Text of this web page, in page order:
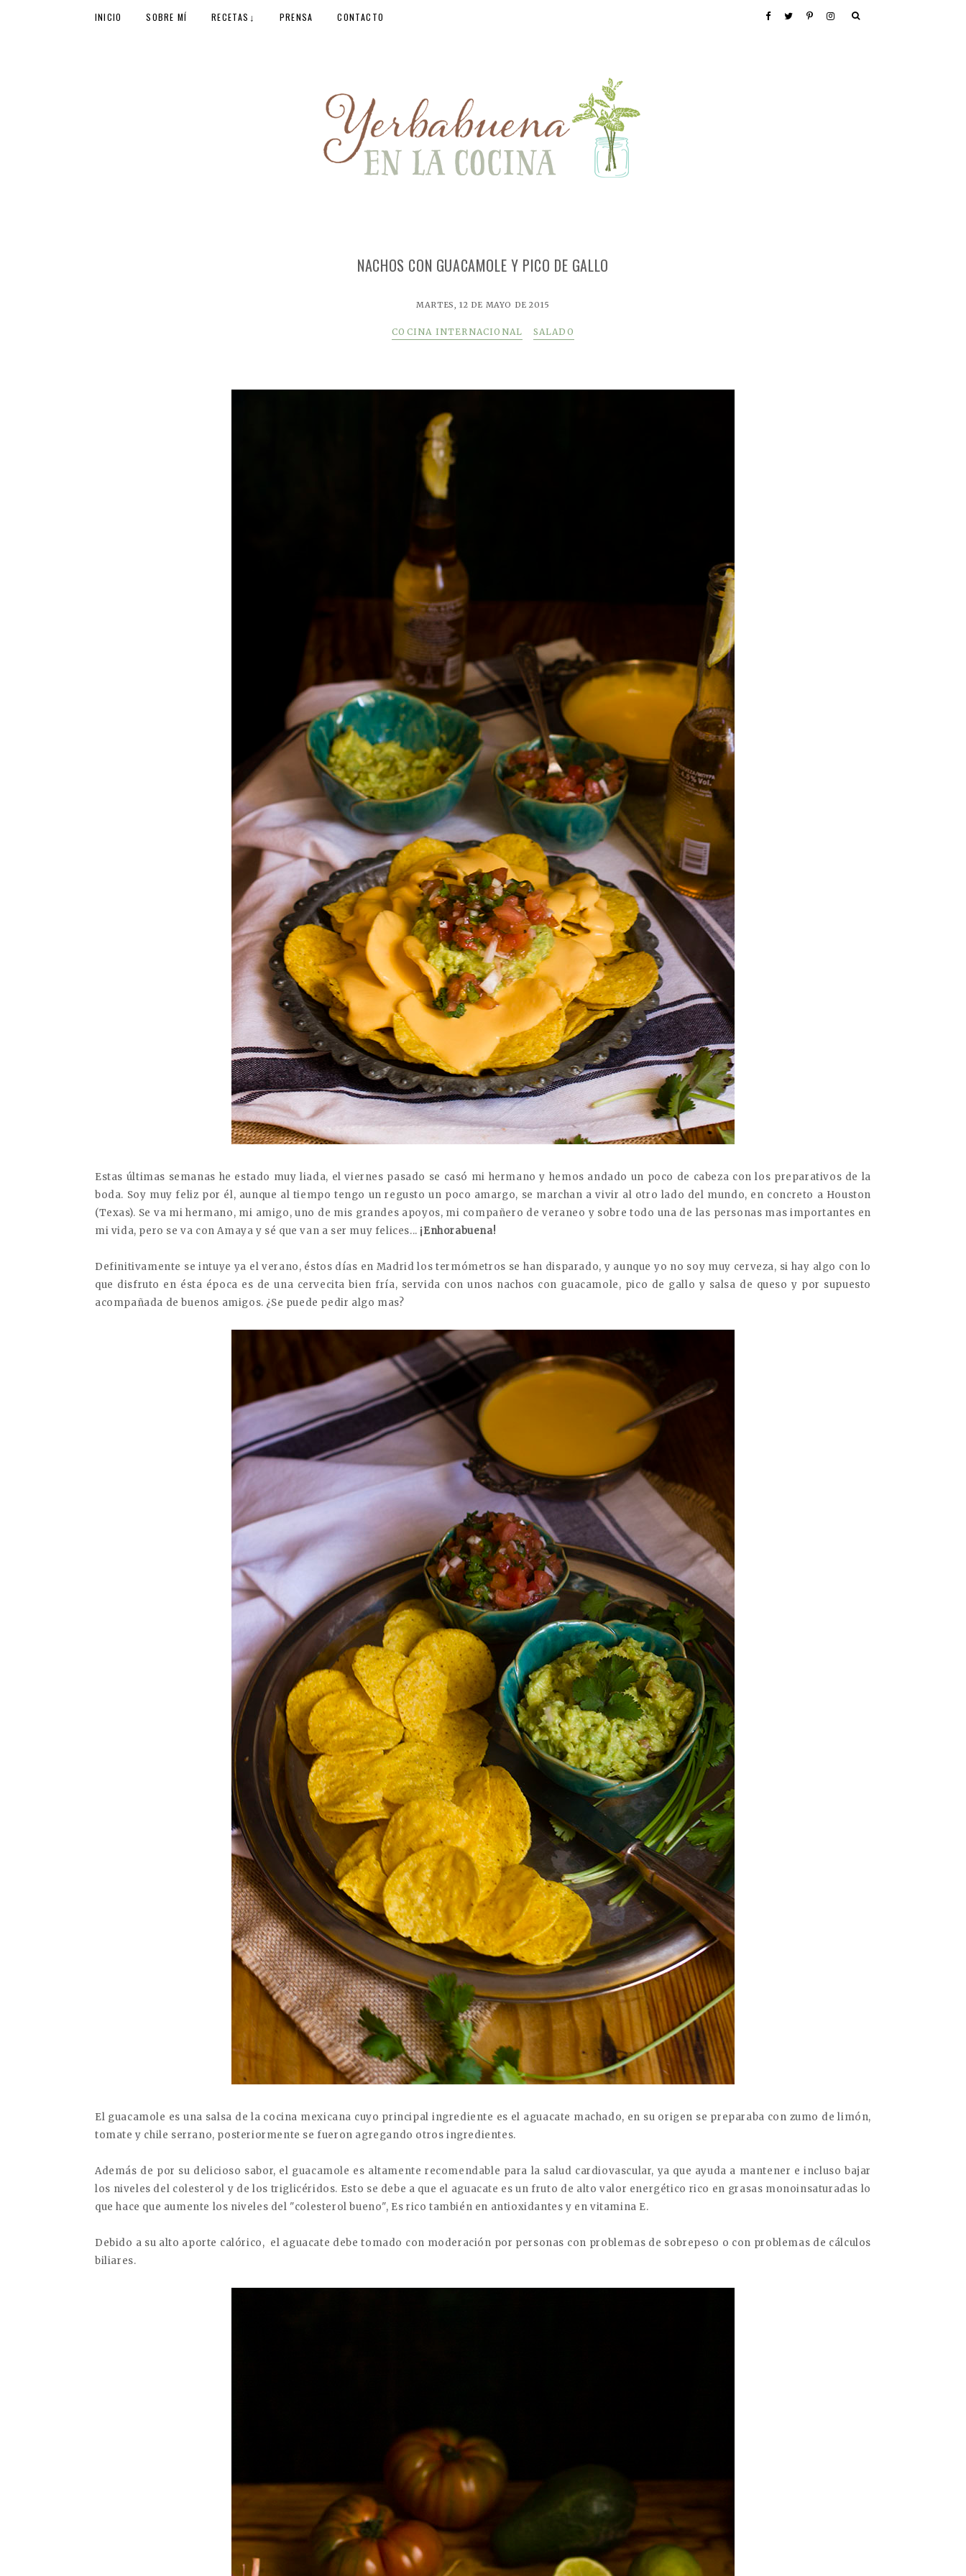
INICIO SOBRE MÍ RECETAS ↓ PRENSA CONTACTO
NACHOS CON GUACAMOLE Y PICO DE GALLO
MARTES, 12 DE MAYO DE 2015
COCINA INTERNACIONAL SALADO
Estas últimas semanas he estado muy liada, el viernes pasado se casó mi hermano y hemos andado un poco de cabeza con los preparativos de la
boda. Soy muy feliz por él, aunque al tiempo tengo un regusto un poco amargo, se marchan a vivir al otro lado del mundo, en concreto a Houston
(Texas). Se va mi hermano, mi amigo, uno de mis grandes apoyos, mi compañero de veraneo y sobre todo una de las personas mas importantes en
mi vida, pero se va con Amaya y sé que van a ser muy felices... ¡Enhorabuena!
Definitivamente se intuye ya el verano, éstos días en Madrid los termómetros se han disparado, y aunque yo no soy muy cerveza, si hay algo con lo
que disfruto en ésta época es de una cervecita bien fría, servida con unos nachos con guacamole, pico de gallo y salsa de queso y por supuesto
acompañada de buenos amigos. ¿Se puede pedir algo mas?
El guacamole es una salsa de la cocina mexicana cuyo principal ingrediente es el aguacate machado, en su origen se preparaba con zumo de limón,
tomate y chile serrano, posteriormente se fueron agregando otros ingredientes.
Además de por su delicioso sabor, el guacamole es altamente recomendable para la salud cardiovascular, ya que ayuda a mantener e incluso bajar
los niveles del colesterol y de los triglicéridos. Esto se debe a que el aguacate es un fruto de alto valor energético rico en grasas monoinsaturadas lo
que hace que aumente los niveles del "colesterol bueno", Es rico también en antioxidantes y en vitamina E.
Debido a su alto aporte calórico, el aguacate debe tomado con moderación por personas con problemas de sobrepeso o con problemas de cálculos
biliares.